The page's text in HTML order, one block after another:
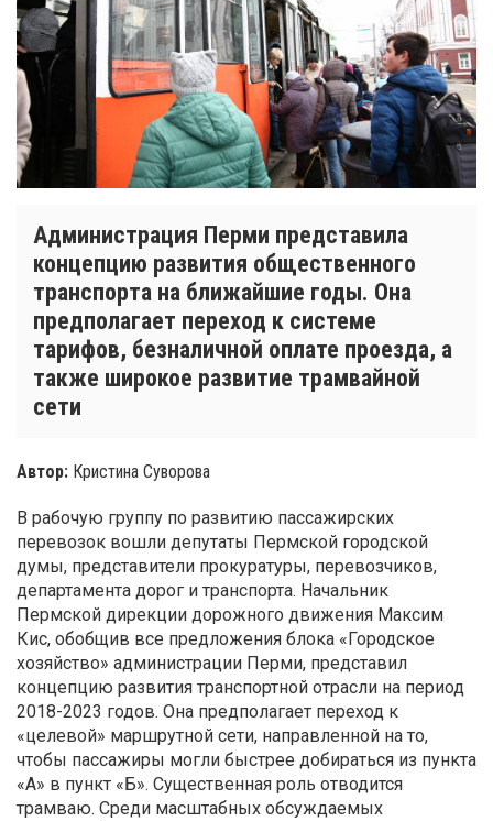
Администрация Перми представила
концепцию развития общественного
транспорта на ближайшие годы. Она
предполагает переход к системе
тарифов, безналичной оплате проезда, а
также широкое развитие трамвайной
сети
Автор: Кристина Суворова
В рабочую группу по развитию пассажирских
перевозок вошли депутаты Пермской городской
думы, представители прокуратуры, перевозчиков,
департамента дорог и транспорта. Начальник
Пермской дирекции дорожного движения Максим
Кис, обобщив все предложения блока «Городское
хозяйство» администрации Перми, представил
концепцию развития транспортной отрасли на период
2018-2023 годов. Она предполагает переход к
«целевой» маршрутной сети, направленной на то,
чтобы пассажиры могли быстрее добираться из пункта
«А» в пункт «Б». Существенная роль отводится
трамваю. Среди масштабных обсуждаемых